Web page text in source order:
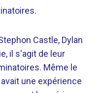
Castle, Dylan
il s'agit de leur
Même le
une expérience